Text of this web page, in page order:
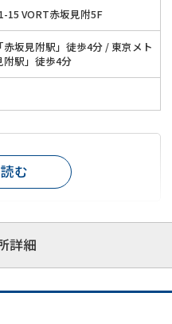
15 VORT赤坂見附5F
坂見附駅」徒歩4分 / 東京メト
附駅」徒歩4分
詳細
談可能
レスポンスが早い
買取可
む